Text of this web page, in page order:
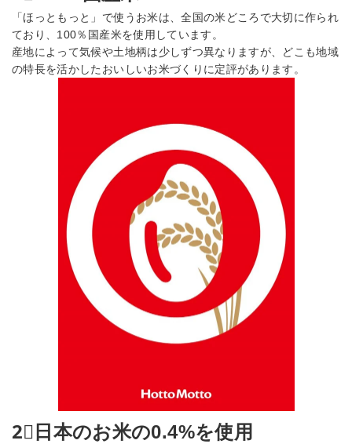
「ほっともっと」で使うお米は、全国の米どころで大切に作られ
ており、100％国産米を使用しています。
産地によって気候や土地柄は少しずつ異なりますが、どこも地域
の特長を活かしたおいしいお米づくりに定評があります。
2⃣日本のお米の0.4%を使用